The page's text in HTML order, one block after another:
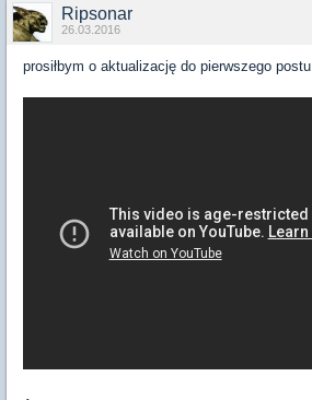
Ripsonar
26.03.2016
prosiłbym o aktualizację do pierwszego postu.